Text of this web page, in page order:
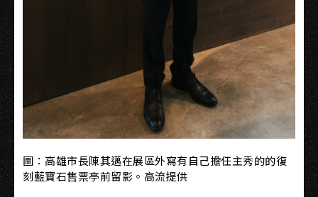
圖：高雄市長陳其邁在展區外寫有自己擔任主秀的的復
刻藍寶石售票亭前留影。高流提供